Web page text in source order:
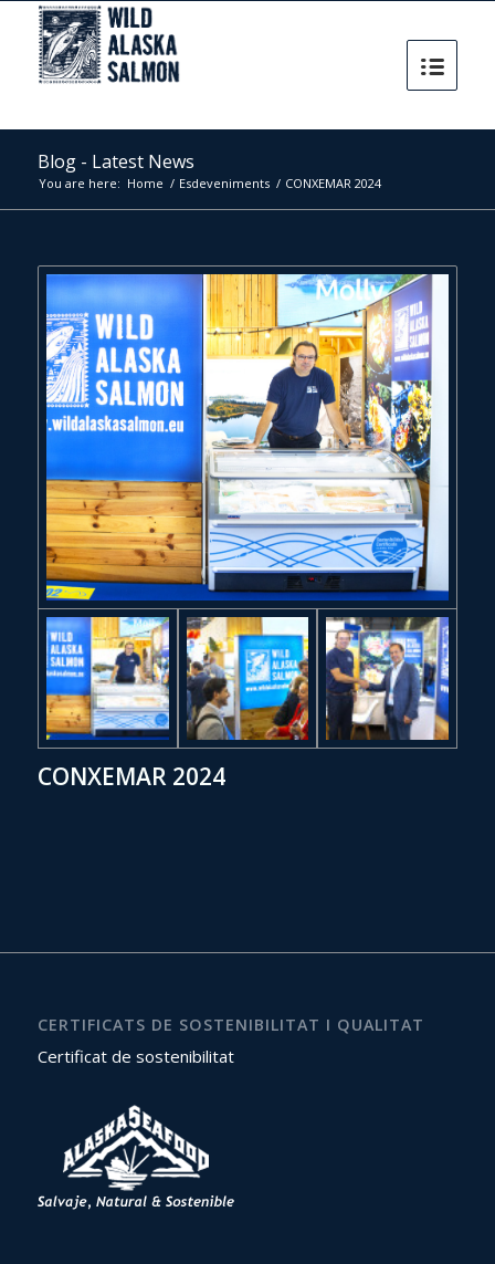
Blog - Latest News
You are here: Home / Esdeveniments / CONXEMAR 2024
CONXEMAR 2024
CERTIFICATS DE SOSTENIBILITAT I QUALITAT
Certificat de sostenibilitat